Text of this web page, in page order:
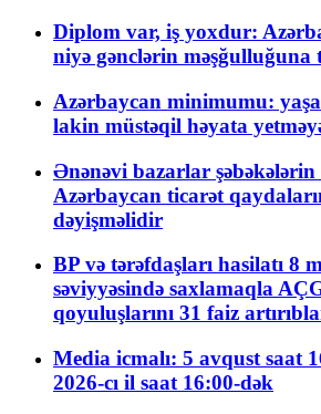
Diplom var, iş yoxdur:
niyə gənclərin
Azərbaycan minimumu:
lakin müstəqil həyata
Ənənəvi bazarlar şəbəkələrin
Azərbaycan ticarət
dəyişməlidir
BP və tərəfdaşları hasilatı 8
səviyyəsində saxlamaqla
qoyuluşlarını 31 faiz
Media icmalı: 5 avqust saat
2026-cı il saat 16:00-dək